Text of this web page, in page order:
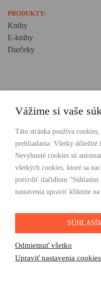
PRODUKTY:
Knihy
E-knihy
Darčeky
POHODLNÉ NAKUPOVANIE
Odosielame ihneď
Doprava zdarma už
SLEDUJTE NÁS
Vážime si vaše
Táto stránka používa
prehliadania. Všetky dôležité
Nevyhnuté cookies sú
všetkých cookies, ktoré sa
potvrdiť tlačidlom “Súhlasím
nastavenia upraviť kliknite
Odmietnuť všetko
Upraviť nastavenia cookies